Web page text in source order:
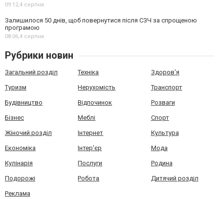
09:12,4 серпня
Залишилося 50 днів, щоб повернутися після СЗЧ за спрощеною
програмою
08:06,4 серпня
Рубрики новин
Загальний розділ Техніка Здоров'я
Туризм Нерухомість Транспорт
Будівництво Відпочинок Розваги
Бізнес Меблі Спорт
Жіночий розділ Інтернет Культура
Економіка Інтер'єр Мода
Кулінарія Послуги Родина
Подорожі Робота Дитячий розділ
Реклама